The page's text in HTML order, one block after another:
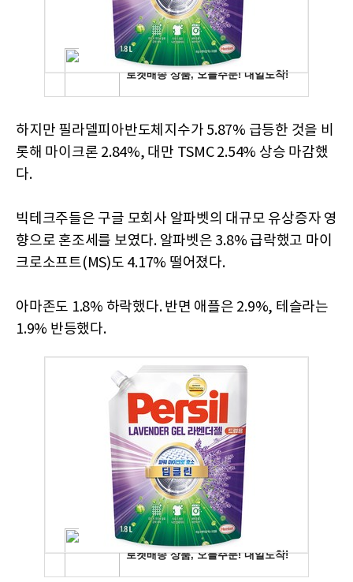
하지만 필라델피아반도체지수가 5.87% 급등한 것을 비
롯해 마이크론 2.84%, 대만 TSMC 2.54% 상승 마감했
다.
빅테크주들은 구글 모회사 알파벳의 대규모 유상증자 영
향으로 혼조세를 보였다. 알파벳은 3.8% 급락했고 마이
크로소프트(MS)도 4.17% 떨어졌다.
아마존도 1.8% 하락했다. 반면 애플은 2.9%, 테슬라는
1.9% 반등했다.